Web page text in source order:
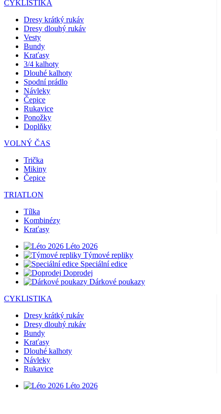
CYKLISTIKA
Dresy krátký rukáv
Dresy dlouhý rukáv
Vesty
Bundy
Kraťasy
3/4 kalhoty
Dlouhé kalhoty
Spodní prádlo
Návleky
Čepice
Rukavice
Ponožky
Doplňky
VOLNÝ ČAS
Trička
Mikiny
Čepice
TRIATLON
Tílka
Kombinézy
Kraťasy
Léto 2026
Týmové repliky
Speciální edice
Doprodej
Dárkové poukazy
CYKLISTIKA
Dresy krátký rukáv
Dresy dlouhý rukáv
Bundy
Kraťasy
Dlouhé kalhoty
Návleky
Rukavice
Léto 2026